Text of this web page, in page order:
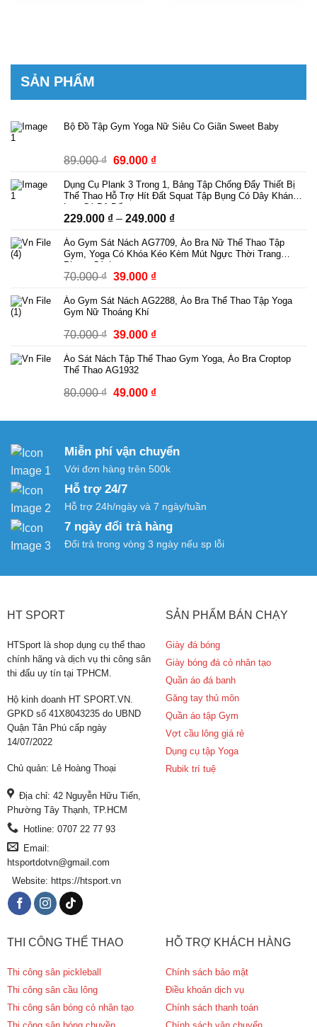
SẢN PHẨM
Bộ Đồ Tập Gym Yoga Nữ Siêu Co Giãn Sweet Baby
89.000₫ Giá
là:
89.000 ₫.
69.000 ₫Giá
tại
69.000 ₫.
Dụng Cụ Plank 3 Trong 1, Bảng Tập Chống Đẩy Thiết Bị
Thể Thao Hỗ Trợ Hít Đất Squat Tập Bụng Có Dây Kháng
Lực Có Bộ Đếm
229.000 ₫ – 249.000 ₫Khoảng
từ
229.000 ₫
Áo Gym Sát Nách AG7709, Áo Bra Nữ Thể Thao Tập
Gym, Yoga Có Khóa Kéo Kèm Mút Ngực Thời Trang
Phong Cách
70.000₫ Giá
là:
70.000 ₫.
39.000 ₫Giá
tại
39.000 ₫.
Áo Gym Sát Nách AG2288, Áo Bra Thể Thao Tập Yoga
Gym Nữ Thoáng Khí
70.000₫ Giá
là:
39.000 ₫Giá
tại
39.000 ₫.
Áo Sát Nách Tập Thể Thao Gym Yoga, Áo Bra Croptop
Thể Thao AG1932
80.000₫ Giá
là:
49.000 ₫Giá
tại
49.000 ₫.
Miễn phí vận chuyển
Với đơn hàng trên 500k
Hỗ trợ 24/7
Hỗ trợ 24h/ngày và 7 ngày/tuần
7 ngày đổi trả hàng
Đổi trả trong vòng 3 ngày nếu sp lỗi
HT SPORT
HTSport là shop dụng cụ thể thao
chính hãng và dịch vụ thi công sân
thi đấu uy tín tại TPHCM.
Hộ kinh doanh HT SPORT.VN.
GPKD số 41X8043235 do UBND
Quận Tân Phú cấp ngày
14/07/2022
Chủ quản: Lê Hoàng Thoại
Địa chỉ: 42 Nguyễn Hữu Tiến,
Phường Tây Thạnh, TP.HCM
Hotline: 0707 22 77 93
Email:
htsportdotvn@gmail.com
Website: https://htsport.vn
SẢN PHẨM BÁN CHẠY
Giày đá bóng
Giày bóng đá cỏ nhân tạo
Quần áo đá banh
Găng tay thủ môn
Quần áo tập Gym
Vợt cầu lông giá rẻ
Dụng cụ tập Yoga
Rubik trí tuệ
THI CÔNG THỂ THAO
Thi công sân pickleball
Thi công sân cầu lông
Thi công sân bóng cỏ nhân tạo
HỖ TRỢ KHÁCH HÀNG
Chính sách bảo mật
Điều khoản dịch vụ
Chính sách thanh toán